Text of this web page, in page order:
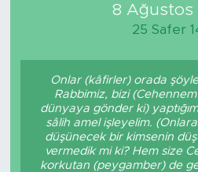
8 Ağustos
25 Safer
Onlar (kâfirler) orada
Rabbimiz, bizi
dünyaya gönder ki)
sâlih amel işleyelim.
düşünecek bir kimsenin
vermedik mi ki? Hem size
korkutan (peygamber) de